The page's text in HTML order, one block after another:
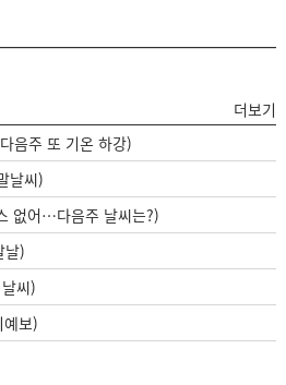
더보기
음주 또 기온 하강)
날씨)
없어…다음주 날씨는?)
날)
씨)
보)